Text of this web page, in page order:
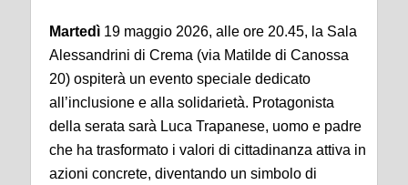
Martedì 19 maggio 2026, alle ore 20.45, la Sala
Alessandrini di Crema (via Matilde di Canossa
20) ospiterà un evento speciale dedicato
all’inclusione e alla solidarietà. Protagonista
della serata sarà Luca Trapanese, uomo e padre
che ha trasformato i valori di cittadinanza attiva in
azioni concrete, diventando un simbolo di